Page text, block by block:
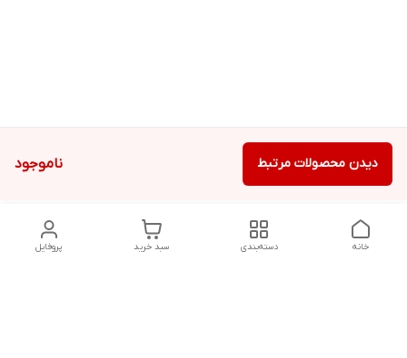
ناموجود دیدن محصولات مرتبط
پروفایل سبد خرید دسته‌بندی خانه